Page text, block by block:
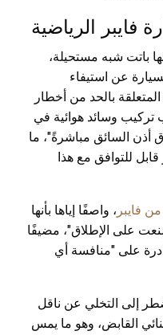
فايبر الرياضية
باتت شبه مستحيلة،
عن استيفاء
بالحد من أخطار
وسائد هوائية في
السائق مباشرةً"، ما
للتوافق مع هذا
فايبر ، واصفًا إياها بأنها
على الإطلاق"، مضيفًا
على "منافسة أي
إلى التخلي عن ناقل
القابض، وهو ما يمس